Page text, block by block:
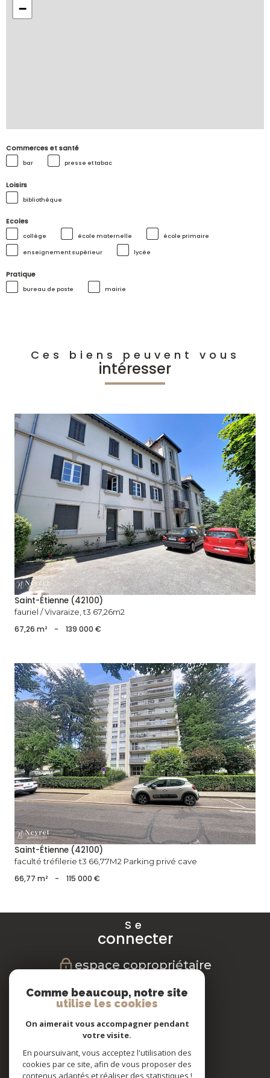
−
Commerces et santé
bar presse et tabac
Loisirs
bibliothèque
Ecoles
collège école maternelle école primaire
enseignement supérieur lycée
Pratique
bureau de poste mairie
Ces biens peuvent vous
intéresser
voir le bien
Saint-Étienne (42100)
fauriel / Vivaraize, t3 67,26m2
67,26 m² - 139 000 €
voir le bien
Saint-Étienne (42100)
faculté tréfilerie t3 66,77M2 Parking privé cave
66,77 m² - 115 000 €
Se
connecter
espace copropriétaire
Nous
suivre
Nous
Comme beaucoup, notre site
utilise les cookies
On aimerait vous accompagner pendant
votre visite.
En poursuivant, vous acceptez l'utilisation des
cookies par ce site, afin de vous proposer des
contenus adaptés et réaliser des statistiques !